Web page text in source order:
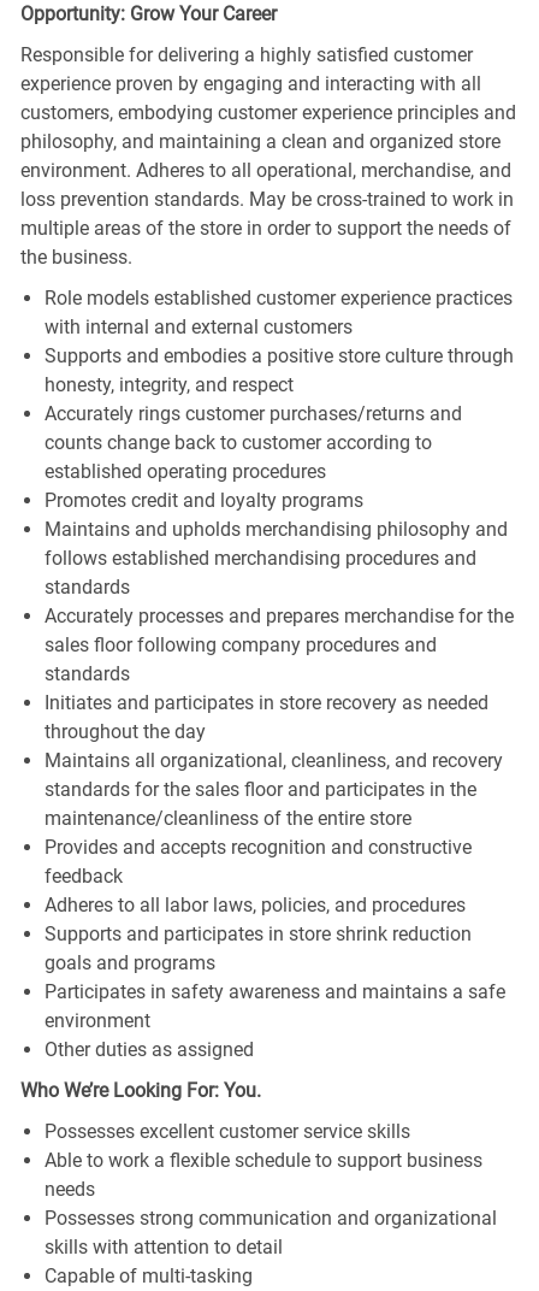
Opportunity: Grow Your Career
Responsible for delivering a highly satisfied customer
experience proven by engaging and interacting with all
customers, embodying customer experience principles and
philosophy, and maintaining a clean and organized store
environment. Adheres to all operational, merchandise, and
loss prevention standards. May be cross-trained to work in
multiple areas of the store in order to support the needs of
the business.
Role models established customer experience practices
with internal and external customers
Supports and embodies a positive store culture through
honesty, integrity, and respect
Accurately rings customer purchases/returns and
counts change back to customer according to
established operating procedures
Promotes credit and loyalty programs
Maintains and upholds merchandising philosophy and
follows established merchandising procedures and
standards
Accurately processes and prepares merchandise for the
sales floor following company procedures and
standards
Initiates and participates in store recovery as needed
throughout the day
Maintains all organizational, cleanliness, and recovery
standards for the sales floor and participates in the
maintenance/cleanliness of the entire store
Provides and accepts recognition and constructive
feedback
Adheres to all labor laws, policies, and procedures
Supports and participates in store shrink reduction
goals and programs
Participates in safety awareness and maintains a safe
environment
Other duties as assigned
Who We’re Looking For: You.
Possesses excellent customer service skills
Able to work a flexible schedule to support business
needs
Possesses strong communication and organizational
skills with attention to detail
Capable of multi-tasking